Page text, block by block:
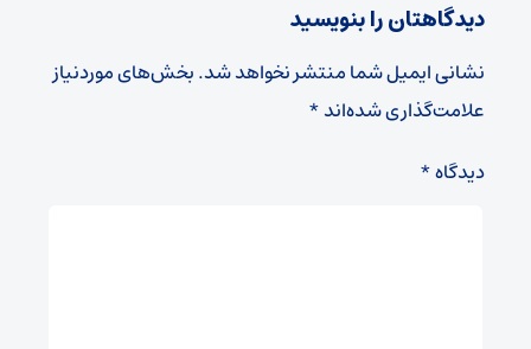
دیدگاهتان را بنویسید
نشانی ایمیل شما منتشر نخواهد شد.بخش‌های موردنیاز
علامت‌گذاری شده‌اند*
دیدگاه*